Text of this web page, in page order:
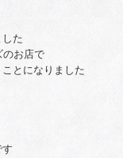
た
のお店で
とになりました
す